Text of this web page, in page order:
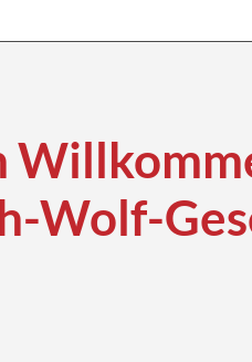
Wolf-